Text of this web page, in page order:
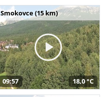
Smokovce (15 km)
09:57 18,0 °C